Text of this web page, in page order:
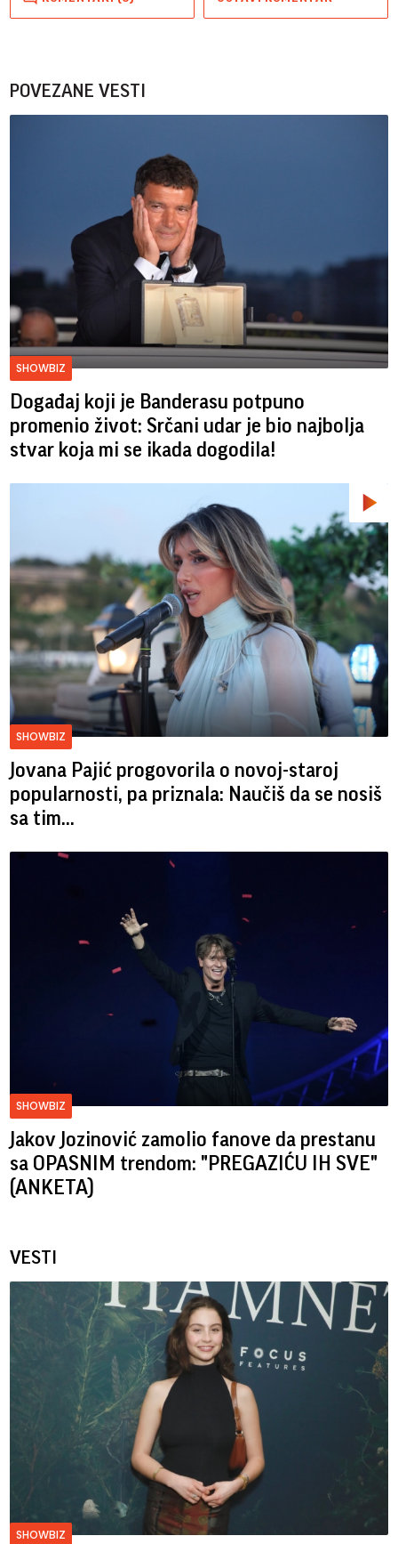
POVEZANE VESTI
SHOWBIZ
Događaj koji je Banderasu potpuno
promenio život: Srčani udar je bio najbolja
stvar koja mi se ikada dogodila!
SHOWBIZ
Jovana Pajić progovorila o novoj-staroj
popularnosti, pa priznala: Naučiš da se nosiš
sa tim...
SHOWBIZ
Jakov Jozinović zamolio fanove da prestanu
sa OPASNIM trendom: "PREGAZIĆU IH SVE"
(ANKETA)
VESTI
SHOWBIZ